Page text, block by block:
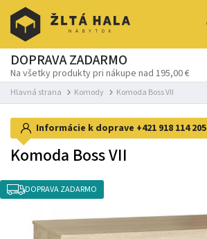
DOPRAVA ZADARMO
Na všetky produkty pri nákupe nad 195,00 €
Hlavná strana Komody Komoda Boss VII
Informácie k doprave +421 918 114 205
Komoda Boss VII
DOPRAVA ZADARMO